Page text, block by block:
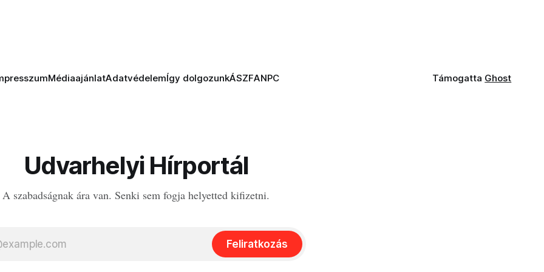
MédiaajánlatAdatvédelemÍgy dolgozunkÁSZFANPC Támogatta Ghost
Udvarhelyi Hírportál
A szabadságnak ára van. Senki sem fogja helyetted kifizetni.
Feliratkozás